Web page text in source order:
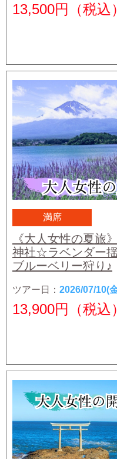
13,500円（税込）
満席
《大人女性の夏旅
神社☆ラベンダー
ブルーベリー狩り♪
ツアー日： 2026/07/10(
13,900円（税込）